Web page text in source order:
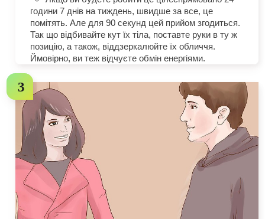
години 7 днів на тиждень, швидше за все, це
помітять. Але для 90 секунд цей прийом згодиться.
Так що відбивайте кут їх тіла, поставте руки в ту ж
позицію, а також, віддзеркалюйте їх обличчя.
Ймовірно, ви теж відчуєте обмін енергіями.